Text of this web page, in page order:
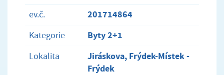
ev.č. 201714864
Kategorie Byty 2+1
Lokalita
Jiráskova, Frýdek-Místek -
Frýdek